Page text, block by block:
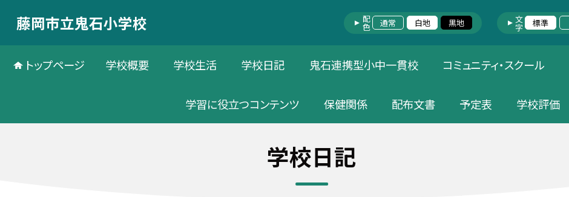
藤岡市立鬼石小学校 配色 通常 白地 黒地 文字 標準
トップページ 学校概要 学校生活 学校日記 鬼石連携型小中一貫校 コミュニティ・スクール
学習に役立つコンテンツ 保健関係 配布文書 予定表 学校評価
学校日記